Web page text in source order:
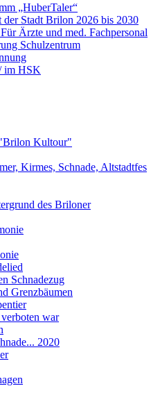
„HuberTaler“
der Stadt Brilon 2026 bis 2030
Ärzte und med. Fachpersonal
Schulzentrum
im HSK
Kultour"
Kirmes, Schnade, Altstadtfes
des Briloner
Schnadezug
Grenzbäumen
war
2020